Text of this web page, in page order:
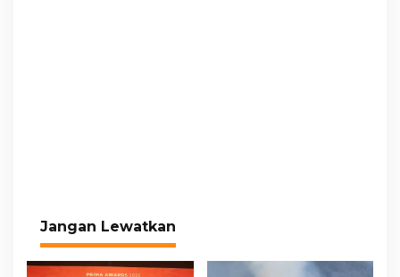
Jangan Lewatkan